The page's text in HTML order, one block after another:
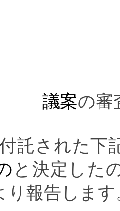
議案の審
託された下
と決定した
り報告します